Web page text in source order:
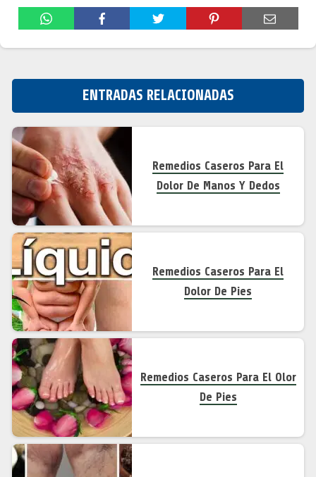
ENTRADAS RELACIONADAS
Remedios Caseros Para El
Dolor De Manos Y Dedos
Remedios Caseros Para El
Dolor De Pies
Remedios Caseros Para El Olor
De Pies